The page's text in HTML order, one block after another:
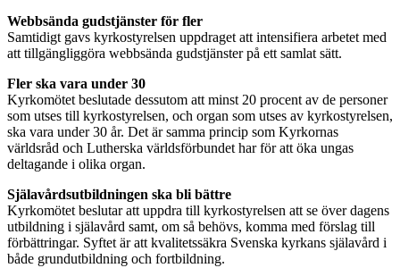
Webbsända gudstjänster för fler
Samtidigt gavs kyrkostyrelsen uppdraget att intensifiera arbetet med
att tillgängliggöra webbsända gudstjänster på ett samlat sätt.
Fler ska vara under 30
Kyrkomötet beslutade dessutom att minst 20 procent av de personer
som utses till kyrkostyrelsen, och organ som utses av kyrkostyrelsen,
ska vara under 30 år. Det är samma princip som Kyrkornas
världsråd och Lutherska världsförbundet har för att öka ungas
deltagande i olika organ.
Själavårdsutbildningen ska bli bättre
Kyrkomötet beslutar att uppdra till kyrkostyrelsen att se över dagens
utbildning i själavård samt, om så behövs, komma med förslag till
förbättringar. Syftet är att kvalitetssäkra Svenska kyrkans själavård i
både grundutbildning och fortbildning.